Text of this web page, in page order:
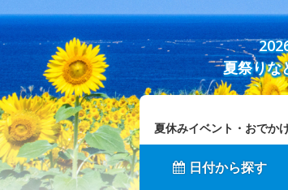
夏祭りな
夏休みイベント・おでか
日付から探す